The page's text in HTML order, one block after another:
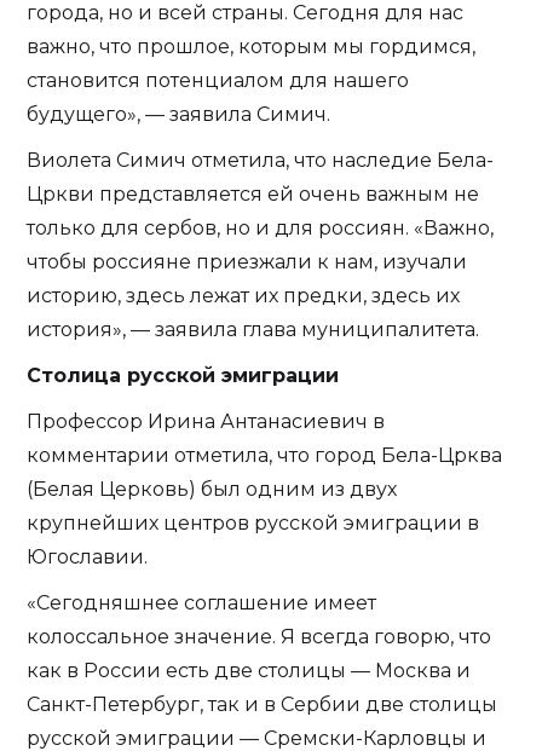
города, но и всей страны. Сегодня для нас
важно, что прошлое, которым мы гордимся,
становится потенциалом для нашего
будущего», — заявила Симич.
Виолета Симич отметила, что наследие Бела-
Цркви представляется ей очень важным не
только для сербов, но и для россиян. «Важно,
чтобы россияне приезжали к нам, изучали
историю, здесь лежат их предки, здесь их
история», — заявила глава муниципалитета.
Столица русской эмиграции
Профессор Ирина Антанасиевич в
комментарии отметила, что город Бела-Црква
(Белая Церковь) был одним из двух
крупнейших центров русской эмиграции в
Югославии.
«Сегодняшнее соглашение имеет
колоссальное значение. Я всегда говорю, что
как в России есть две столицы — Москва и
Санкт-Петербург, так и в Сербии две столицы
русской эмиграции — Сремски-Карловцы и